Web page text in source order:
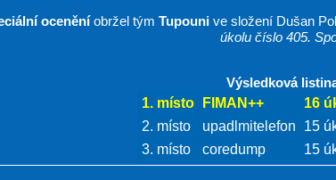
oceněníobržel tým Tupouni ve složení Dušan
úkolu číslo 405.
Výsledková
1. místo
FIMAN++ 16
2. místo
upadlmitelefon 15
3. místo
coredump 15